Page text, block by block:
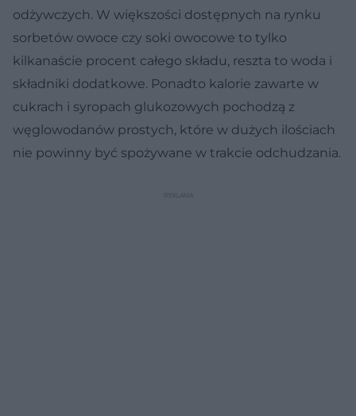
odżywczych. W większości dostępnych na rynku
sorbetów owoce czy soki owocowe to tylko
kilkanaście procent całego składu, reszta to woda i
składniki dodatkowe. Ponadto kalorie zawarte w
cukrach i syropach glukozowych pochodzą z
węglowodanów prostych, które w dużych ilościach
nie powinny być spożywane w trakcie odchudzania.